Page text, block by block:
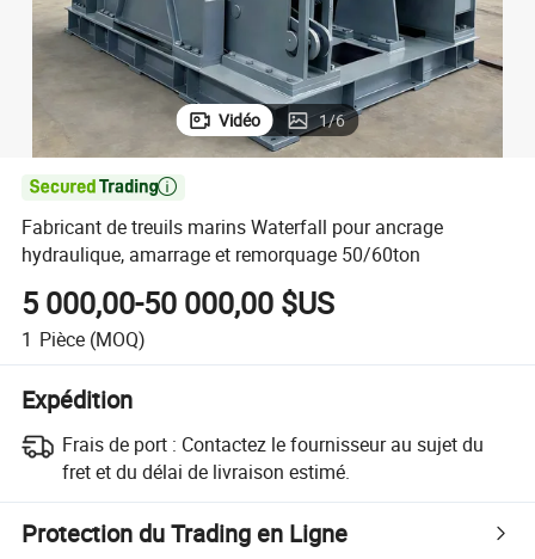
Vidéo 1/6

Fabricant de treuils marins Waterfall pour ancrage
hydraulique, amarrage et remorquage 50/60ton
5 000,00-50 000,00 $US
1 Pièce (MOQ)
Expédition
Frais de port : Contactez le fournisseur au sujet du
fret et du délai de livraison estimé.
Protection du Trading en Ligne